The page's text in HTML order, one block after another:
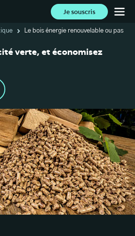
Je souscris
Le bois énergie renouvelable ou pas
verte, et économisez